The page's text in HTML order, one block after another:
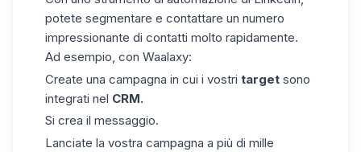
potete segmentare e contattare un numero
impressionante di contatti molto rapidamente.
Ad esempio, con Waalaxy:
Create una campagna in cui i vostri target sono
integrati nel CRM.
Si crea il messaggio.
Lanciate la vostra campagna a più di mille